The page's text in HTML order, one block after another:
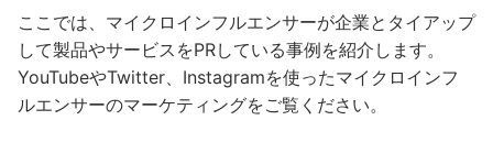
ここでは、マイクロインフルエンサーが企業とタイアップ
して製品やサービスをPRしている事例を紹介します。
YouTubeやTwitter、Instagramを使ったマイクロインフ
ルエンサーのマーケティングをご覧ください。